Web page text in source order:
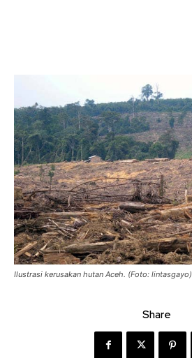
Ilustrasi kerusakan hutan Aceh. (Foto: lintasgayo)
Share